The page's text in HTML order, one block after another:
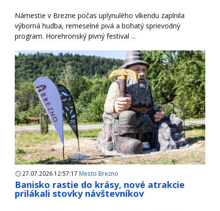
Námestie v Brezne počas uplynulého víkendu zaplnila
výborná hudba, remeselné pivá a bohatý sprievodný
program. Horehronský pivný festival ...
27.07.2026 12:57:17 Mesto Brezno
Banisko rastie do krásy, nové atrakcie
prilákali stovky návštevníkov